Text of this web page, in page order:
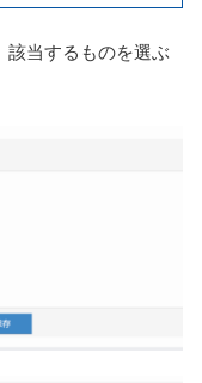
該当するものを選ぶ